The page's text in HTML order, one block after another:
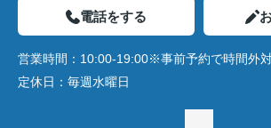
電話をする
営業時間： 10:00-19:00※事前予約で時間外
定休日： 毎週水曜日